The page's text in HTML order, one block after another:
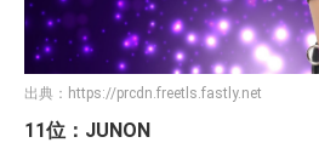
出典： https://prcdn.freetls.fastly.net
11位：JUNON